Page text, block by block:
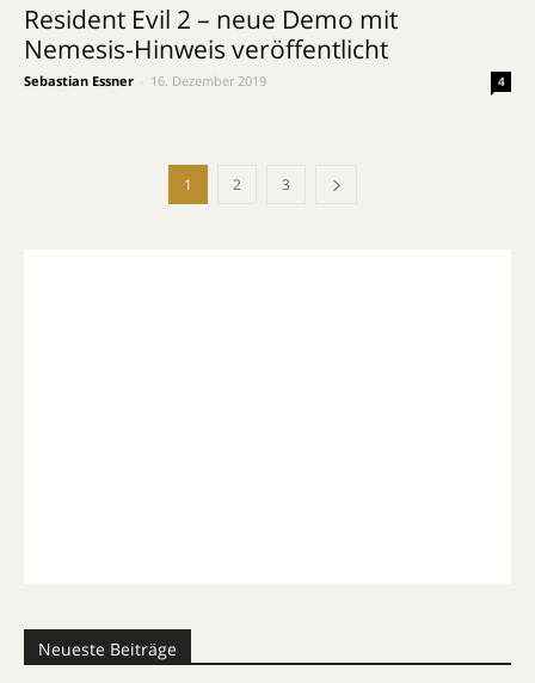
Resident Evil 2 – neue Demo mit
Nemesis-Hinweis veröffentlicht
Sebastian Essner 16. Dezember 2019 4
1 2 3
Neueste Beiträge